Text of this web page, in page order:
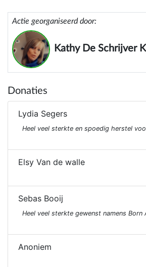
Actie georganiseerd door:
Kathy De Schrijver
Donaties
Lydia Segers
Heel veel sterkte en spoedig herstel
Elsy Van de walle
Sebas Booij
Heel veel sterkte gewenst namens Born
Anoniem